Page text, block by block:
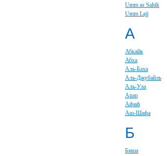
Umm as Sahik
Umm Lajj
А
Абкайк
Абха
Аль-Баха
Аль-Джубайль
Аль-Ула
Арар
Афиф
Аш-Шафа
Б
Биша